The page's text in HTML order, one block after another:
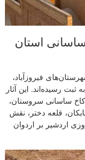
استان
فیروزآباد،
رسیده‌اند. این آثار
کاخ ساسانی سروستان،
قلعه دختر، نقش
اردشیر بر اردوان